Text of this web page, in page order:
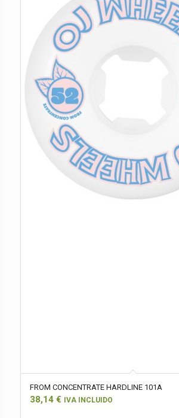
FROM CONCENTRATE HARDLINE 101A
38,14 € IVA INCLUIDO